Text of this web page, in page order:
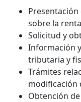
sobre la
Solicitud y
Información
tributaria y
Trámites
modificación
Obtención